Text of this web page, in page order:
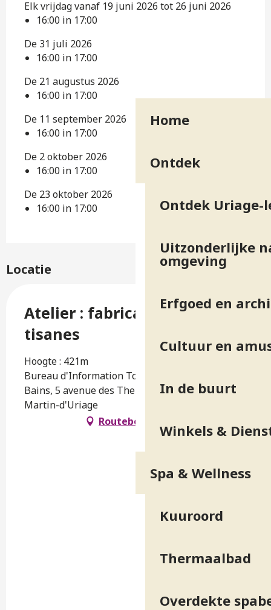
Home
Ontdek
Ontdek Uriage-
Uitzonderlijke
omgeving
Erfgoed en
Cultuur en
In de buurt
Winkels &
Spa & Wellness
Kuuroord
Thermaalbad
Overdekte
Elk vrijdag vanaf 19 juni 2026 tot 26 juni 2026
16:00 in 17:00
De 31 juli 2026
16:00 in 17:00
De 21 augustus 2026
16:00 in 17:00
De 11 september 2026
16:00 in 17:00
De 2 oktober 2026
16:00 in 17:00
De 23 oktober 2026
16:00 in 17:00
Locatie
Atelier : fabrication de
tisanes
Hoogte : 421m
Bureau d'Information Touristique d'Uriage-les-
Bains, 5 avenue des Thermes, 38410 Saint-
Martin-d'Uriage
Routebeschrijving